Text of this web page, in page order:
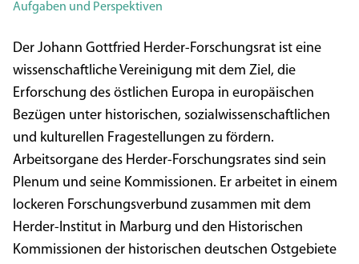
Aufgaben und Perspektiven
Der Johann Gottfried Herder-Forschungsrat ist eine
wissenschaftliche Vereinigung mit dem Ziel, die
Erforschung des östlichen Europa in europäischen
Bezügen unter historischen, sozialwissenschaftlichen
und kulturellen Fragestellungen zu fördern.
Arbeitsorgane des Herder-Forschungsrates sind sein
Plenum und seine Kommissionen. Er arbeitet in einem
lockeren Forschungsverbund zusammen mit dem
Herder-Institut in Marburg und den Historischen
Kommissionen der historischen deutschen Ostgebiete